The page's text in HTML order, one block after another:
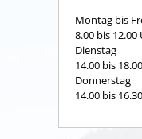
Montag bis
8.00 bis 12.00
14.00 bis
Donnerstag
14.00 bis